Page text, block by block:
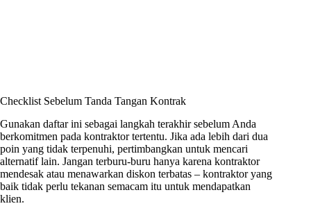
Checklist Sebelum Tanda Tangan Kontrak
Gunakan daftar ini sebagai langkah terakhir sebelum Anda
berkomitmen pada kontraktor tertentu. Jika ada lebih dari dua
poin yang tidak terpenuhi, pertimbangkan untuk mencari
alternatif lain. Jangan terburu-buru hanya karena kontraktor
mendesak atau menawarkan diskon terbatas – kontraktor yang
baik tidak perlu tekanan semacam itu untuk mendapatkan
klien.